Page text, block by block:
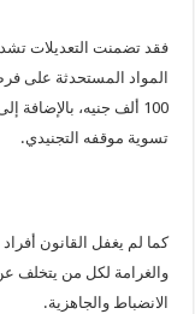
فقد تضمنت التعديلات
100 ألف جنيه،
تسوية موقفه التجنيدي.
كما لم يغفل القانون
والغرامة لكل من يتخلف
الانضباط والجاهزية.